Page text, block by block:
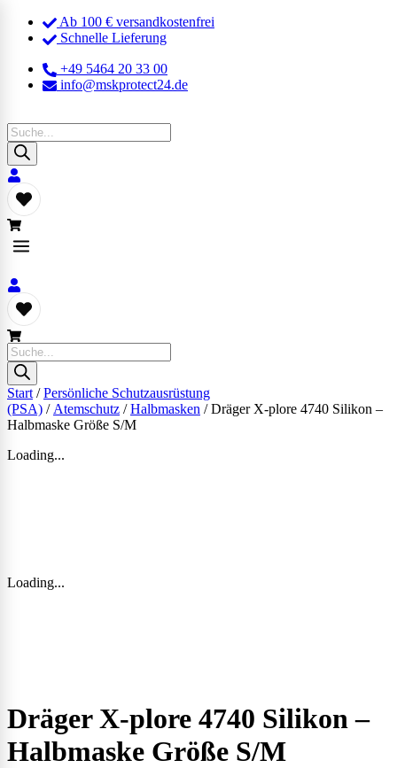
Ab 100 € versandkostenfrei
Schnelle Lieferung
+49 5464 20 33 00
info@mskprotect24.de
Products
search
Products
search
Start /Persönliche Schutzausrüstung
(PSA) / Atemschutz /Halbmasken / Dräger X-plore 4740 Silikon –
Halbmaske Größe S/M
Loading...
Loading...
Dräger X-plore 4740 Silikon –
Halbmaske Größe S/M